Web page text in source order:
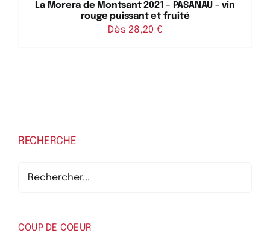
La Morera de Montsant 2021 – PASANAU – vin
rouge puissant et fruité
Dès 28,20 €
RECHERCHE
COUP DE COEUR